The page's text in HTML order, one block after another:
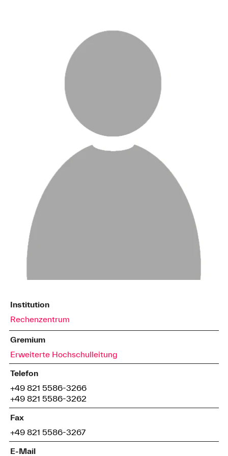
Institution
Rechenzentrum
Gremium
Erweiterte Hochschulleitung
Telefon
+49 821 5586-3266
+49 821 5586-3262
Fax
+49 821 5586-3267
E-Mail